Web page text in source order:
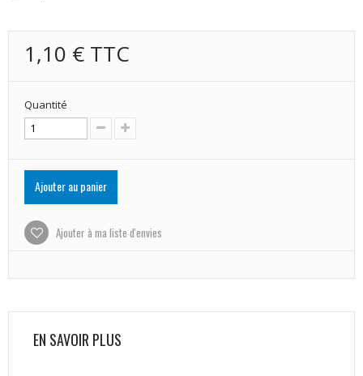
1,10 € TTC
Quantité
Ajouter au panier
Ajouter à ma liste d'envies
EN SAVOIR PLUS